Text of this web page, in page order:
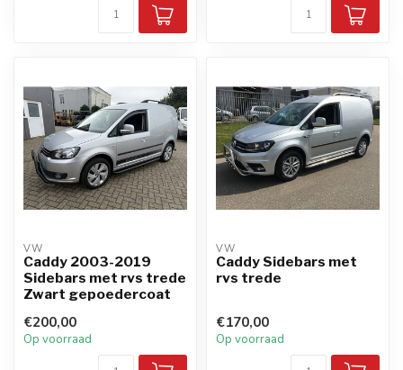
VW
Caddy 2003-2019
Sidebars met rvs trede
Zwart gepoedercoat
€200,00
Op voorraad
VW
Caddy Sidebars met
rvs trede
€170,00
Op voorraad